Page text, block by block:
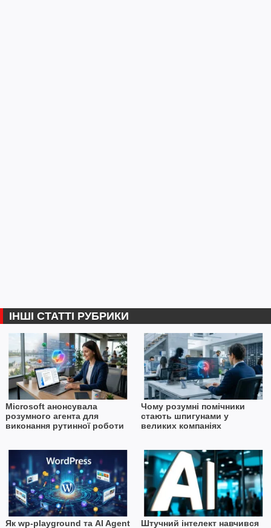
ІНШІ СТАТТІ РУБРИКИ
Microsoft анонсувала
розумного агента для
виконання рутинної роботи
Чому розумні помічники
стають шпигунами у
великих компаніях
Як wp-playground та AI Agent Штучний інтелект навчився